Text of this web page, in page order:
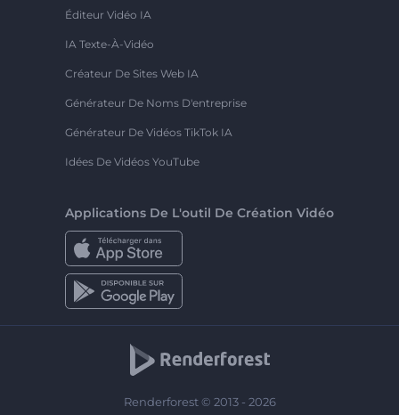
Éditeur Vidéo IA
IA Texte-À-Vidéo
Créateur De Sites Web IA
Générateur De Noms D'entreprise
Générateur De Vidéos TikTok IA
Idées De Vidéos YouTube
Applications De L'outil De Création Vidéo
Renderforest © 2013 - 2026